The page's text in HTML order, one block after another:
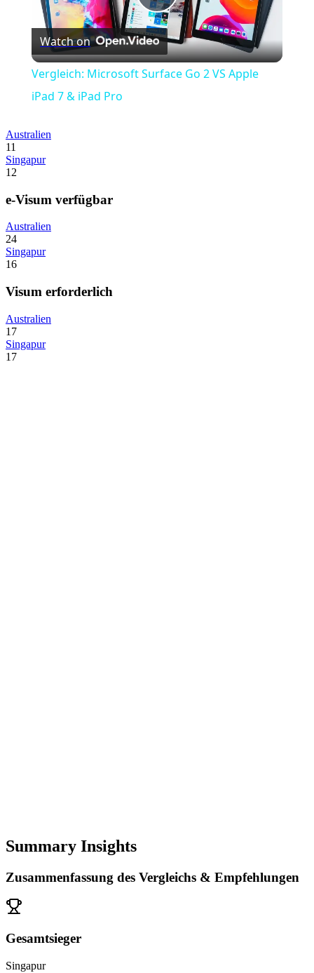
Play
Video
Watch on
Vergleich: Microsoft Surface Go 2 VS Apple
iPad 7 & iPad Pro
Australien
11
Singapur
12
e-Visum verfügbar
Australien
24
Singapur
16
Visum erforderlich
Australien
17
Singapur
17
Summary Insights
Zusammenfassung des Vergleichs & Empfehlungen
Gesamtsieger
Singapur